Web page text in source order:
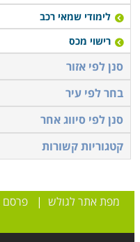
לימודי שמאי רכב
רישוי מכס
סנן לפי אזור
בחר לפי עיר
סנן לפי סיווג אחר
קטגוריות קשורות
מפת אתר לגולש |